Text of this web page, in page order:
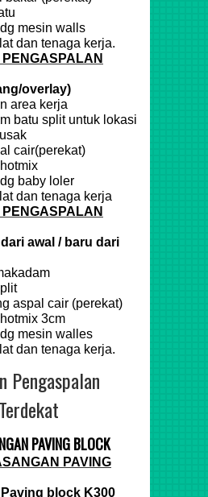
mesin walls
dan tenaga kerja.
overlay)
area kerja
batu split untuk lokasi
cair(perekat)
baby loler
dan tenaga kerja
awal / baru dari
aspal cair (perekat)
3cm
mesin walles
dan tenaga kerja.
Pengaspalan
PAVING BLOCK
PAVING
block K300